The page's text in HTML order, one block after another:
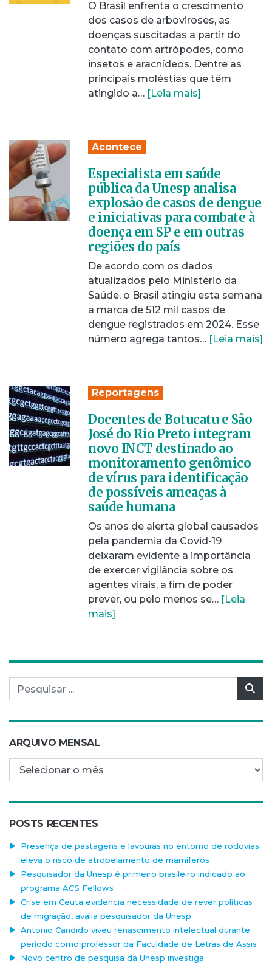
O Brasil enfrenta o crescimento
dos casos de arboviroses, as
doenças suscitadas a partir do
contato com artrópodes, como
insetos e aracnídeos. Dentre as
principais moléstias que têm
atingido a… [Leia mais]
Acontece
Especialista em saúde
pública da Unesp analisa
explosão de casos de dengue
e iniciativas para combate à
doença em SP e em outras
regiões do país
De acordo com os dados
atualizados pelo Ministério da
Saúde, o Brasil atingiu esta semana
a marca de 512 mil casos de
dengue registrados em 2024. Esse
número agrega tantos… [Leia mais]
Reportagens
Docentes de Botucatu e São
José do Rio Preto integram
novo INCT destinado ao
monitoramento genômico
de vírus para identificação
de possíveis ameaças à
saúde humana
Os anos de alerta global causados
pela pandemia da Covid-19
deixaram evidente a importância
de exercer vigilância sobre os
agentes virais, a fim de poder
prever, ou pelo menos se… [Leia
mais]
Pesquisar por:
ARQUIVO MENSAL
Arquivo mensal
POSTS RECENTES
Presença de pastagens e lavouras no entorno de rodovias
eleva o risco de atropelamento de mamíferos
Pesquisador da Unesp é primeiro brasileiro indicado ao
programa ACS Fellows
Crise em Ceuta evidencia necessidade de rever políticas
de migração, avalia pesquisador da Unesp
Antonio Candido viveu renascimento intelectual durante
período como professor da Faculdade de Letras de Assis
Novo centro de pesquisa da Unesp investiga